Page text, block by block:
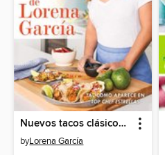
Nuevos tacos clásicos de Lorena García
byLorena García